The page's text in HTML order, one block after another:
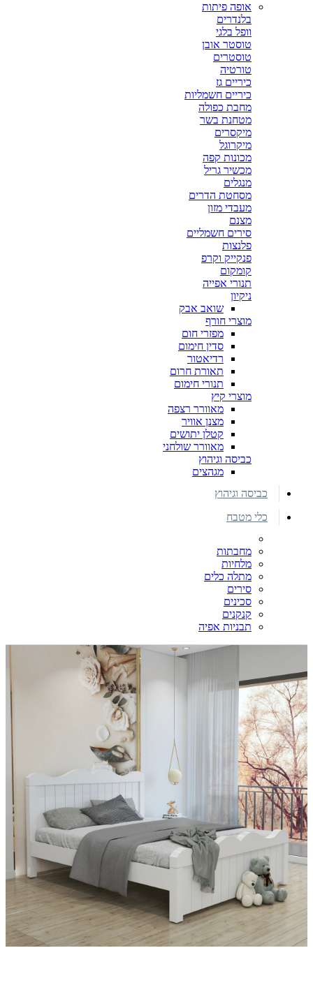
אופה פיתות
בלנדרים
וופל בלגי
טוסטר אובן
טוסטרים
טורטיה
כיריים גז
כיריים חשמליות
מחבת כפולה
מטחנת בשר
מיקסרים
מיקרוגל
מכונות קפה
מכשיר גריל
מנגלים
מסחטת הדרים
מעבדי מזון
מצנם
סירים חשמליים
פלנצות
פנקייק וקרפ
קומקום
תנורי אפייה
ניקיון
שואב אבק
מוצרי חורף
מפזרי חום
סדין חימום
רדיאטור
תאורת חרום
תנורי חימום
מוצרי קיץ
מאוורר רצפה
מצנן אוויר
קטלן יתושים
מאוורר שולחני
כביסה וגיהוץ
מגהצים
כביסה וגיהוץ
כלי מטבח
מחבתות
מלחיות
מתלה כלים
סירים
סכינים
קנקנים
תבניות אפיה